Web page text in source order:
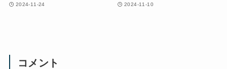
2024-11-24 2024-11-10
コメント